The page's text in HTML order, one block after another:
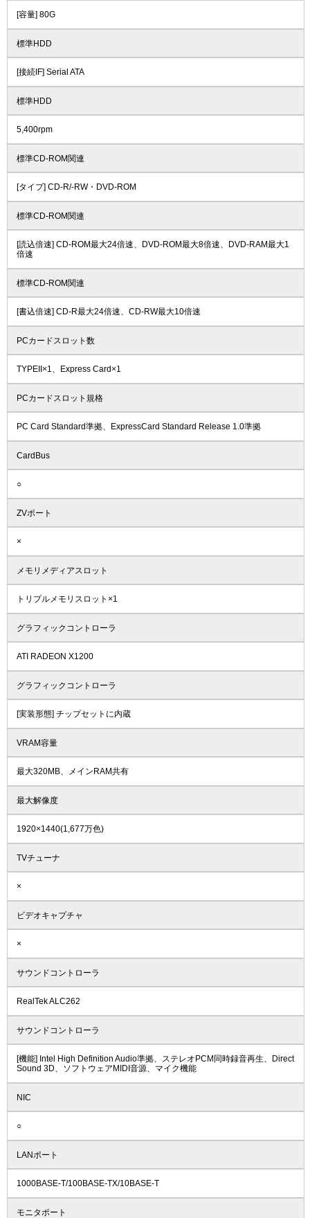
[容量] 80G
標準HDD
[接続IF] Serial ATA
標準HDD
5,400rpm
標準CD-ROM関連
[タイプ] CD-R/-RW・DVD-ROM
標準CD-ROM関連
[読込倍速] CD-ROM最大24倍速、DVD-ROM最大8倍速、DVD-RAM最大1
倍速
標準CD-ROM関連
[書込倍速] CD-R最大24倍速、CD-RW最大10倍速
PCカードスロット数
TYPEII×1、Express Card×1
PCカードスロット規格
PC Card Standard準拠、ExpressCard Standard Release 1.0準拠
CardBus
○
ZVポート
×
メモリメディアスロット
トリプルメモリスロット×1
グラフィックコントローラ
ATI RADEON X1200
グラフィックコントローラ
[実装形態] チップセットに内蔵
VRAM容量
最大320MB、メインRAM共有
最大解像度
1920×1440(1,677万色)
TVチューナ
×
ビデオキャプチャ
×
サウンドコントローラ
RealTek ALC262
サウンドコントローラ
[機能] Intel High Definition Audio準拠、ステレオPCM同時録音再生、Direct
Sound 3D、ソフトウェアMIDI音源、マイク機能
NIC
○
LANポート
1000BASE-T/100BASE-TX/10BASE-T
モニタポート